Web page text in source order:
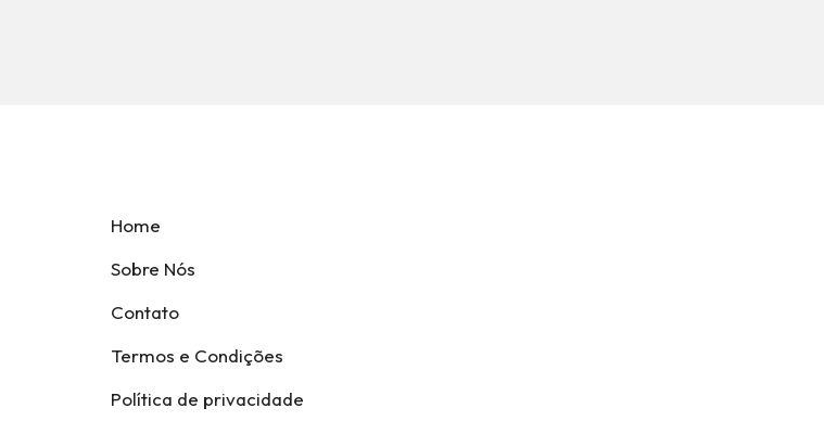
Home
Sobre Nós
Contato
Termos e Condições
Política de privacidade